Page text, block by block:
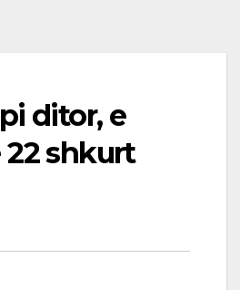
ditor, e
shkurt